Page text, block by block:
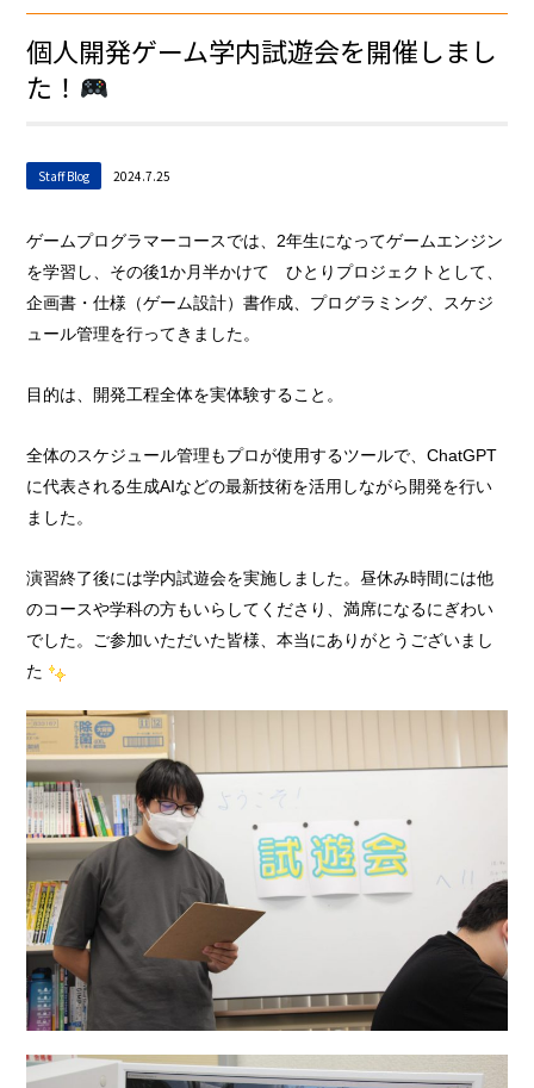
個人開発ゲーム学内試遊会を開催しまし
た！
Staff Blog 2024.7.25
ゲームプログラマーコースでは、2年生になってゲームエンジン
を学習し、その後1か月半かけて ひとりプロジェクトとして、
企画書・仕様（ゲーム設計）書作成、プログラミング、スケジ
ュール管理を行ってきました。
目的は、開発工程全体を実体験すること。
全体のスケジュール管理もプロが使用するツールで、ChatGPT
に代表される生成AIなどの最新技術を活用しながら開発を行い
ました。
演習終了後には学内試遊会を実施しました。昼休み時間には他
のコースや学科の方もいらしてくださり、満席になるにぎわい
でした。ご参加いただいた皆様、本当にありがとうございまし
た